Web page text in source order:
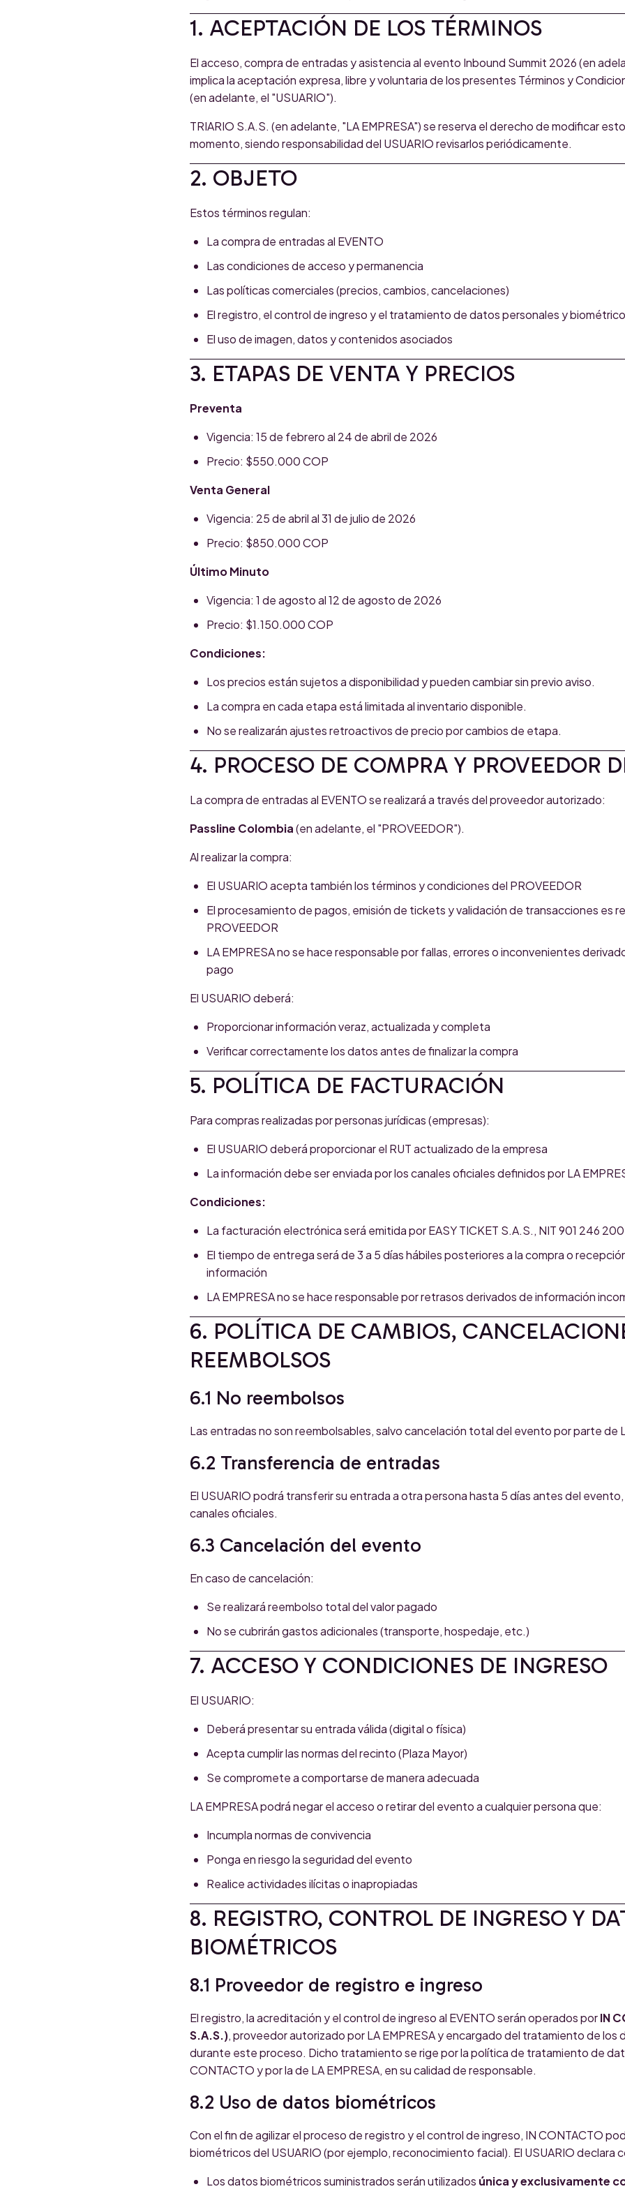
1. ACEPTACIÓN DE LOS TÉRMINOS
El acceso, compra de entradas y asistencia al evento Inbound Summit 2026 (en
implica la aceptación expresa, libre y voluntaria de los presentes Términos y
(en adelante, el "USUARIO").
TRIARIO S.A.S. (en adelante, "LA EMPRESA") se reserva el derecho de modificar
momento, siendo responsabilidad del USUARIO revisarlos periódicamente.
2. OBJETO
Estos términos regulan:
La compra de entradas al EVENTO
Las condiciones de acceso y permanencia
Las políticas comerciales (precios, cambios, cancelaciones)
El registro, el control de ingreso y el tratamiento de datos personales y
El uso de imagen, datos y contenidos asociados
3. ETAPAS DE VENTA Y PRECIOS
Preventa
Vigencia: 15 de febrero al 24 de abril de 2026
Precio: $550.000 COP
Venta General
Vigencia: 25 de abril al 31 de julio de 2026
Precio: $850.000 COP
Último Minuto
Vigencia: 1 de agosto al 12 de agosto de 2026
Precio: $1.150.000 COP
Condiciones:
Los precios están sujetos a disponibilidad y pueden cambiar sin previo aviso.
La compra en cada etapa está limitada al inventario disponible.
No se realizarán ajustes retroactivos de precio por cambios de etapa.
4. PROCESO DE COMPRA Y PROVEEDOR
La compra de entradas al EVENTO se realizará a través del proveedor autorizado:
Passline Colombia(en adelante, el "PROVEEDOR").
Al realizar la compra:
El USUARIO acepta también los términos y condiciones del PROVEEDOR
El procesamiento de pagos, emisión de tickets y validación de transacciones es
PROVEEDOR
LA EMPRESA no se hace responsable por fallas, errores o inconvenientes
pago
El USUARIO deberá:
Proporcionar información veraz, actualizada y completa
Verificar correctamente los datos antes de finalizar la compra
5. POLÍTICA DE FACTURACIÓN
Para compras realizadas por personas jurídicas (empresas):
El USUARIO deberá proporcionar el RUT actualizado de la empresa
La información debe ser enviada por los canales oficiales definidos por LA
Condiciones:
La facturación electrónica será emitida por EASY TICKET S.A.S., NIT 901 246
El tiempo de entrega será de 3 a 5 días hábiles posteriores a la compra o
información
LA EMPRESA no se hace responsable por retrasos derivados de información
6. POLÍTICA DE CAMBIOS,
REEMBOLSOS
6.1 No reembolsos
Las entradas no son reembolsables, salvo cancelación total del evento por parte de
6.2 Transferencia de entradas
El USUARIO podrá transferir su entrada a otra persona hasta 5 días antes del
canales oficiales.
6.3 Cancelación del evento
En caso de cancelación:
Se realizará reembolso total del valor pagado
No se cubrirán gastos adicionales (transporte, hospedaje, etc.)
7. ACCESO Y CONDICIONES DE INGRESO
El USUARIO:
Deberá presentar su entrada válida (digital o física)
Acepta cumplir las normas del recinto (Plaza Mayor)
Se compromete a comportarse de manera adecuada
LA EMPRESA podrá negar el acceso o retirar del evento a cualquier persona que:
Incumpla normas de convivencia
Ponga en riesgo la seguridad del evento
Realice actividades ilícitas o inapropiadas
8. REGISTRO, CONTROL DE INGRESO Y
BIOMÉTRICOS
8.1 Proveedor de registro e ingreso
El registro, la acreditación y el control de ingreso al EVENTO serán operados porIN
S.A.S.), proveedor autorizado por LA EMPRESA y encargado del tratamiento de
durante este proceso. Dicho tratamiento se rige por la política de tratamiento de
CONTACTO y por la de LA EMPRESA, en su calidad de responsable.
8.2 Uso de datos biométricos
Con el fin de agilizar el proceso de registro y el control de ingreso, IN CONTACTO
biométricos del USUARIO (por ejemplo, reconocimiento facial). El USUARIO declara
Los datos biométricos suministrados serán utilizados única y exclusivamente